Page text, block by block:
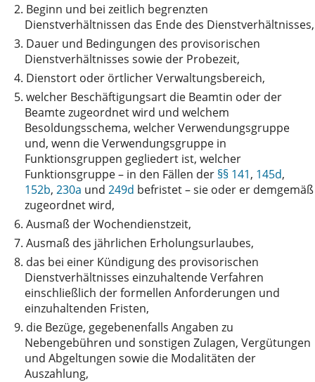
2. Beginn und bei zeitlich begrenzten
Dienstverhältnissen das Ende des Dienstverhältnisses,
3. Dauer und Bedingungen des provisorischen
Dienstverhältnisses sowie der Probezeit,
4. Dienstort oder örtlicher Verwaltungsbereich,
5. welcher Beschäftigungsart die Beamtin oder der
Beamte zugeordnet wird und welchem
Besoldungsschema, welcher Verwendungsgruppe
und, wenn die Verwendungsgruppe in
Funktionsgruppen gegliedert ist, welcher
Funktionsgruppe – in den Fällen der §§ 141, 145d,
152b, 230a und 249d befristet – sie oder er demgemäß
zugeordnet wird,
6. Ausmaß der Wochendienstzeit,
7. Ausmaß des jährlichen Erholungsurlaubes,
8. das bei einer Kündigung des provisorischen
Dienstverhältnisses einzuhaltende Verfahren
einschließlich der formellen Anforderungen und
einzuhaltenden Fristen,
9. die Bezüge, gegebenenfalls Angaben zu
Nebengebühren und sonstigen Zulagen, Vergütungen
und Abgeltungen sowie die Modalitäten der
Auszahlung,